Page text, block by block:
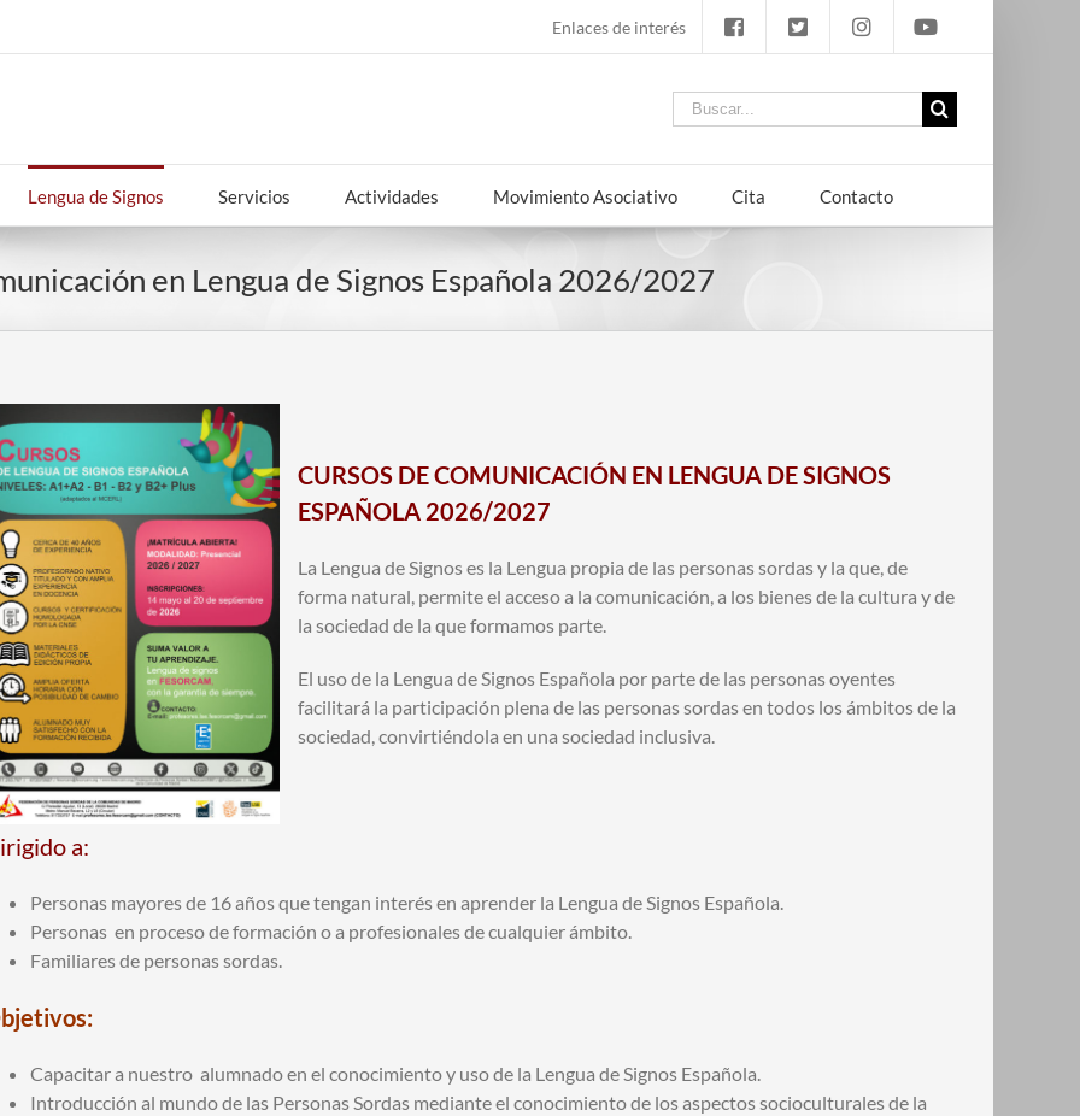
Enlaces de interés
Buscar:
Lengua de Signos Servicios Actividades Movimiento Asociativo Cita Contacto
en Lengua de Signos Española 2026/2027
CURSOS DE COMUNICACIÓN EN LENGUA DE SIGNOS
ESPAÑOLA 2026/2027
La Lengua de Signos es la Lengua propia de las personas sordas y la que, de
forma natural, permite el acceso a la comunicación, a los bienes de la cultura y de
la sociedad de la que formamos parte.
El uso de la Lengua de Signos Española por parte de las personas oyentes
facilitará la participación plena de las personas sordas en todos los ámbitos de la
sociedad, convirtiéndola en una sociedad inclusiva.
a:
Personas mayores de 16 años que tengan interés en aprender la Lengua de Signos Española.
Personas en proceso de formación o a profesionales de cualquier ámbito.
Familiares de personas sordas.
Capacitar a nuestro alumnado en el conocimiento y uso de la Lengua de Signos Española.
Introducción al mundo de las Personas Sordas mediante el conocimiento de los aspectos socioculturales de la